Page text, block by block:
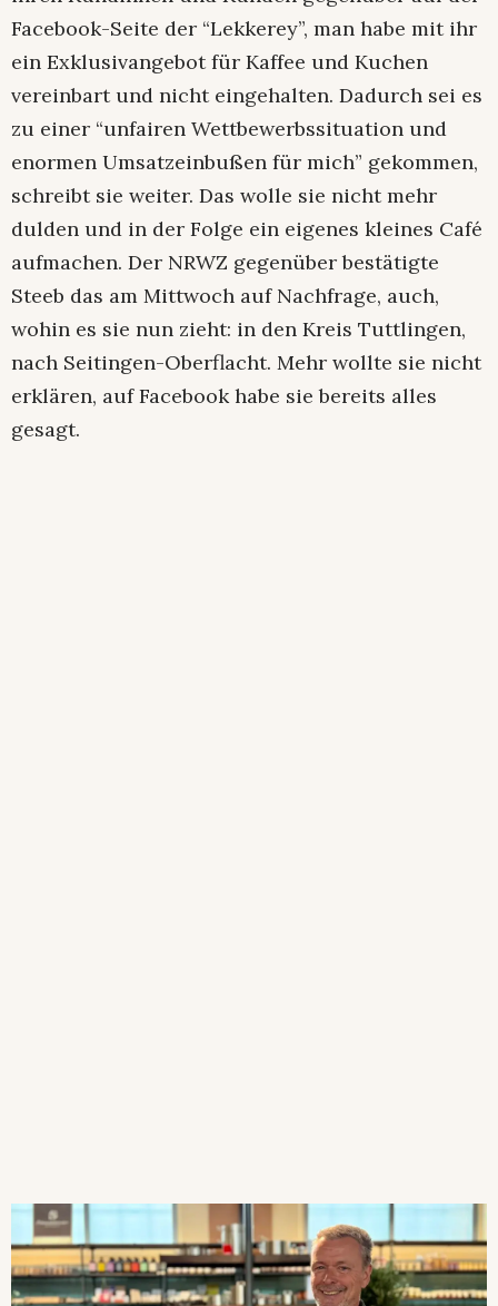
Facebook-Seite der “Lekkerey”, man habe mit ihr
ein Exklusivangebot für Kaffee und Kuchen
vereinbart und nicht eingehalten. Dadurch sei es
zu einer “unfairen Wettbewerbssituation und
enormen Umsatzeinbußen für mich” gekommen,
schreibt sie weiter. Das wolle sie nicht mehr
dulden und in der Folge ein eigenes kleines Café
aufmachen. Der NRWZ gegenüber bestätigte
Steeb das am Mittwoch auf Nachfrage, auch,
wohin es sie nun zieht: in den Kreis Tuttlingen,
nach Seitingen-Oberflacht. Mehr wollte sie nicht
erklären, auf Facebook habe sie bereits alles
gesagt.